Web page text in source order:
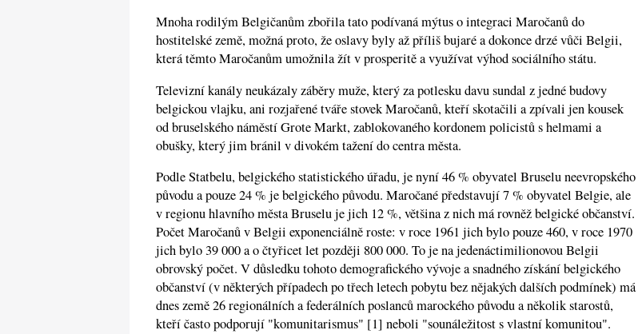
Mnoha rodilým Belgičanům zbořila tato podívaná mýtus o integraci Maročanů do
hostitelské země, možná proto, že oslavy byly až příliš bujaré a dokonce drzé vůči Belgii,
která těmto Maročanům umožnila žít v prosperitě a využívat výhod sociálního státu.
Televizní kanály neukázaly záběry muže, který za potlesku davu sundal z jedné budovy
belgickou vlajku, ani rozjařené tváře stovek Maročanů, kteří skotačili a zpívali jen kousek
od bruselského náměstí Grote Markt, zablokovaného kordonem policistů s helmami a
obušky, který jim bránil v divokém tažení do centra města.
Podle Statbelu, belgického statistického úřadu, je nyní 46 % obyvatel Bruselu neevropského
původu a pouze 24 % je belgického původu. Maročané představují 7 % obyvatel Belgie, ale
v regionu hlavního města Bruselu je jich 12 %, většina z nich má rovněž belgické občanství.
Počet Maročanů v Belgii exponenciálně roste: v roce 1961 jich bylo pouze 460, v roce 1970
jich bylo 39 000 a o čtyřicet let později 800 000. To je na jedenáctimilionovou Belgii
obrovský počet. V důsledku tohoto demografického vývoje a snadného získání belgického
občanství (v některých případech po třech letech pobytu bez nějakých dalších podmínek) má
dnes země 26 regionálních a federálních poslanců marockého původu a několik starostů,
kteří často podporují "komunitarismus" [1] neboli "sounáležitost s vlastní komunitou".